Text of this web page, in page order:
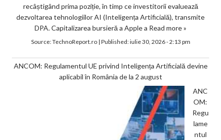
recâștigând prima poziție, în timp ce investitorii evaluează
dezvoltarea tehnologiilor AI (Inteligența Artificială), transmite
DPA. Capitalizarea bursieră a Apple a Read more »
Source:TechnoReport.ro| Published:iulie 30, 2026 - 2:13 pm
ANCOM: Regulamentul UE privind Inteligența Artificială devine
aplicabil în România de la 2 august
ANC
OM:
Regu
lame
ntul